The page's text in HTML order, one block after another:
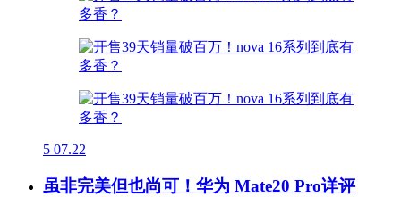
5 07.22
虽非完美但也尚可！华为 Mate20 Pro详评